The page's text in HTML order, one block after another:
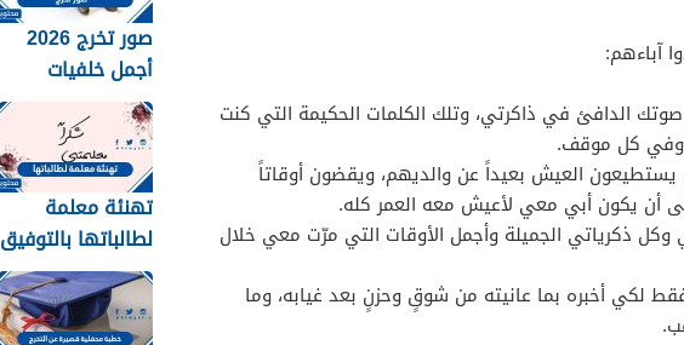
آباءهم:
الدافئ في ذاكرتي، وتلك الكلمات الحكيمة التي كنت
كل موقف.
العيش بعيداً عن والديهم، ويقضون أوقاتاً
أن يكون أبي معي لأعيش معه العمر كله.
ذكرياتي الجميلة وأجمل الأوقات التي مرّت معي خلال
لكي أخبره بما عانيته من شوقٍ وحزنٍ بعد غيابه، وما
صور تخرج 2026
أجمل خلفيات
رمزيات استكرات
مبروك التخرج
1448
تهنئة معلمة
لطالباتها بالتوفيق
والنجاح والتخرج
2026